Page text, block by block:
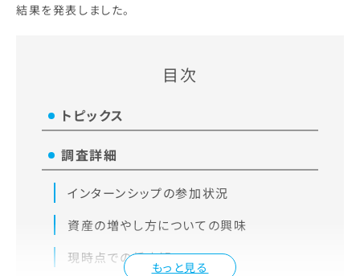
結果を発表しました。
目次
もっと見る
トピックス
調査詳細
インターンシップの参加状況
資産の増やし方についての興味
現時点での将来観